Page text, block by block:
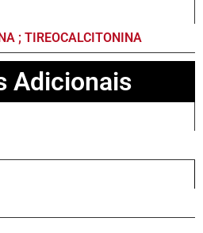
; TIREOCALCITONINA
Adicionais